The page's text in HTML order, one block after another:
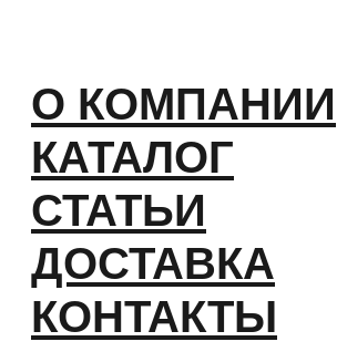
О КОМПАНИИ
КАТАЛОГ
СТАТЬИ
ДОСТАВКА
КОНТАКТЫ